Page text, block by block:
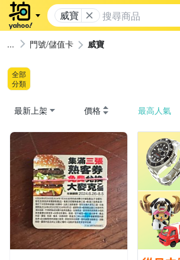
威寶
門號/儲值卡 威寶
全部
分類
最新上架 價格 最高人氣